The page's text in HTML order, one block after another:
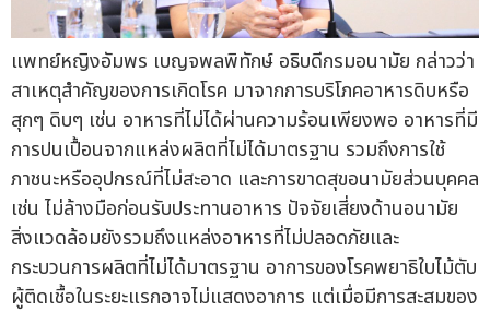
แพทย์หญิงอัมพร เบญจพลพิทักษ์ อธิบดีกรมอนามัย กล่าวว่า
สาเหตุสำคัญของการเกิดโรค มาจากการบริโภคอาหารดิบหรือ
สุกๆ ดิบๆ เช่น อาหารที่ไม่ได้ผ่านความร้อนเพียงพอ อาหารที่มี
การปนเปื้อนจากแหล่งผลิตที่ไม่ได้มาตรฐาน รวมถึงการใช้
ภาชนะหรืออุปกรณ์ที่ไม่สะอาด และการขาดสุขอนามัยส่วนบุคคล
เช่น ไม่ล้างมือก่อนรับประทานอาหาร ปัจจัยเสี่ยงด้านอนามัย
สิ่งแวดล้อมยังรวมถึงแหล่งอาหารที่ไม่ปลอดภัยและ
กระบวนการผลิตที่ไม่ได้มาตรฐาน อาการของโรคพยาธิใบไม้ตับ
ผู้ติดเชื้อในระยะแรกอาจไม่แสดงอาการ แต่เมื่อมีการสะสมของ